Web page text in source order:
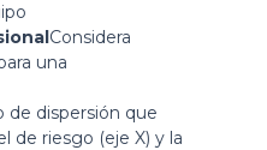
Considera
una
de dispersión que
de riesgo (eje X) y la